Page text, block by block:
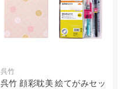
呉竹
呉竹 顔彩耽美 絵てがみセッ